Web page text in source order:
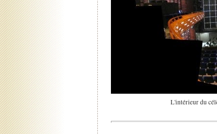
L'intérieur du